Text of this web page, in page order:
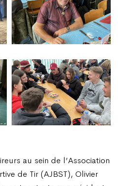
au sein de l’Association
de Tir (AJBST), Olivier